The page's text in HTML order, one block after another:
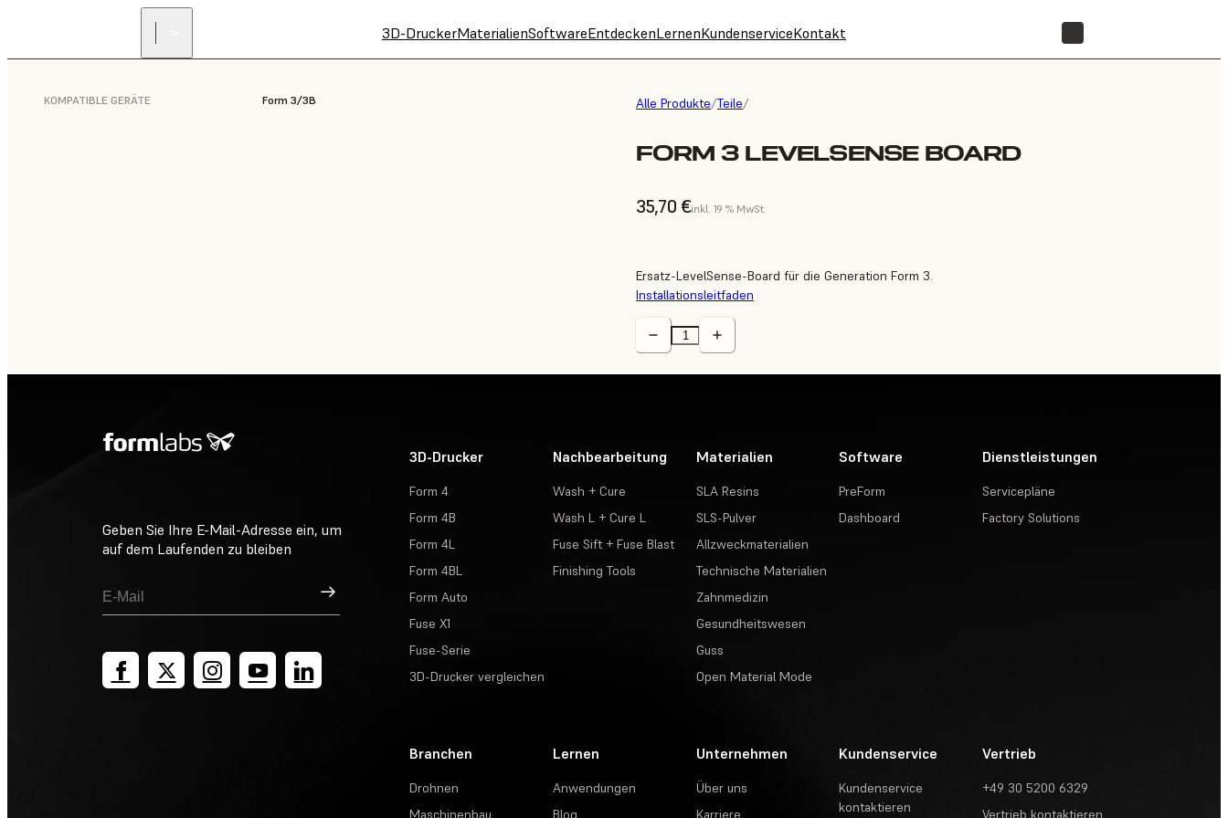
3D-DruckerMaterialienSoftwareEntdeckenLernenKundenserviceKontakt
Alle Produkte/Teile/
FORM 3 LEVELSENSE BOARD
35,70 €inkl. 19 % MwSt.
KOMPATIBLE GERÄTE Form 3/3B
Ersatz-LevelSense-Board für die Generation Form 3.
Installationsleitfaden
Geben Sie Ihre E-Mail-Adresse ein, um
auf dem Laufenden zu bleiben
Registrieren
3D-Drucker
Form 4
Form 4B
Form 4L
Form 4BL
Form Auto
Fuse X1
Fuse-Serie
3D-Drucker vergleichen
Nachbearbeitung
Wash + Cure
Wash L + Cure L
Fuse Sift + Fuse Blast
Finishing Tools
Materialien
SLA Resins
SLS-Pulver
Allzweckmaterialien
Technische Materialien
Zahnmedizin
Gesundheitswesen
Guss
Open Material Mode
Software
PreForm
Dashboard
Dienstleistungen
Servicepläne
Factory Solutions
Branchen
Drohnen
Maschinenbau
Lernen
Anwendungen
Blog
Unternehmen
Über uns
Karriere
Kundenservice
Kundenservice
kontaktieren
Vertrieb
+49 30 5200 6329
Vertrieb kontaktieren